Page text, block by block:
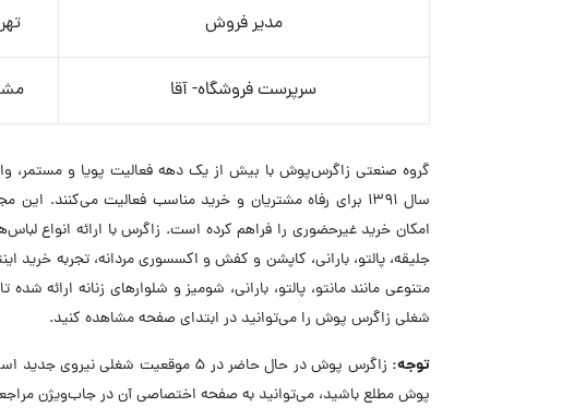
مدیر فروش
سرپرست فروشگاه- آقا
گروه صنعتی زاگرس‌پوش با بیش از یک دهه فعالیت پویا و مستمر،
سال ۱۳۹۱ برای رفاه مشتریان و خرید مناسب فعالیت می‌کنند.
امکان خرید غیرحضوری را فراهم کرده است. زاگرس با ارائه انواع
جلیقه، پالتو، بارانی، کاپشن و کفش و اکسسوری مردانه، تجربه
متنوعی مانند مانتو، پالتو، بارانی، شومیز و شلوارهای زنانه ارائه
شغلی زاگرس پوش را می‌توانید در ابتدای صفحه مشاهده کنید.
توجه:
زاگرس پوش در حال حاضر در ۵ موقعیت
پوش مطلع باشید، می‌توانید به صفحه اختصاصی آن در جاب‌ویژن